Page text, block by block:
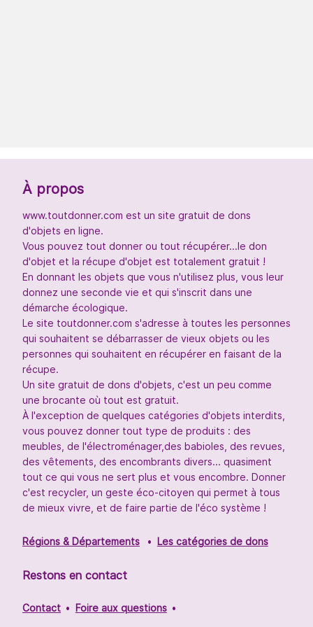
À propos
www.toutdonner.com est un site gratuit de dons
d'objets en ligne.
Vous pouvez tout donner ou tout récupérer...le don
d'objet et la récupe d'objet est totalement gratuit !
En donnant les objets que vous n'utilisez plus, vous leur
donnez une seconde vie et qui s'inscrit dans une
démarche écologique.
Le site toutdonner.com s'adresse à toutes les personnes
qui souhaitent se débarrasser de vieux objets ou les
personnes qui souhaitent en récupérer en faisant de la
récupe.
Un site gratuit de dons d'objets, c'est un peu comme
une brocante où tout est gratuit.
À l'exception de quelques catégories d'objets interdits,
vous pouvez donner tout type de produits : des
meubles, de l'électroménager,des babioles, des revues,
des vêtements, des encombrants divers... quasiment
tout ce qui vous ne sert plus et vous encombre. Donner
c'est recycler, un geste éco-citoyen qui permet à tous
de mieux vivre, et de faire partie de l'éco système !
Régions & Départements Les catégories de dons
Restons en contact
Contact Foire aux questions